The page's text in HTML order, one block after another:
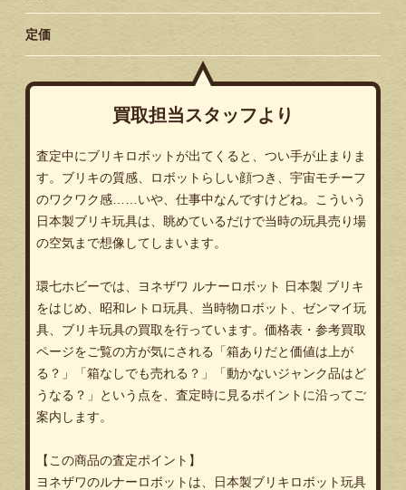
定価
買取担当スタッフより
査定中にブリキロボットが出てくると、つい手が止まりま
す。ブリキの質感、ロボットらしい顔つき、宇宙モチーフ
のワクワク感……いや、仕事中なんですけどね。こういう
日本製ブリキ玩具は、眺めているだけで当時の玩具売り場
の空気まで想像してしまいます。
環七ホビーでは、ヨネザワ ルナーロボット 日本製 ブリキ
をはじめ、昭和レトロ玩具、当時物ロボット、ゼンマイ玩
具、ブリキ玩具の買取を行っています。価格表・参考買取
ページをご覧の方が気にされる「箱ありだと価値は上が
る？」「箱なしでも売れる？」「動かないジャンク品はど
うなる？」という点を、査定時に見るポイントに沿ってご
案内します。
【この商品の査定ポイント】
ヨネザワのルナーロボットは、日本製ブリキロボット玩具